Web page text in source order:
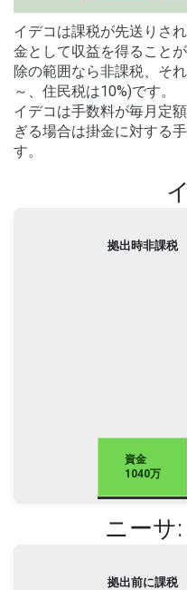
イデコは課税が先送りさ
金として収益を得ること
除の範囲なら非課税、そ
～、住民税は10%)です。
イデコは手数料が毎月定
ぎる場合は掛金に対する
す。
拠出時非課税
資金
1040万
ニーサ:
拠出前に課税